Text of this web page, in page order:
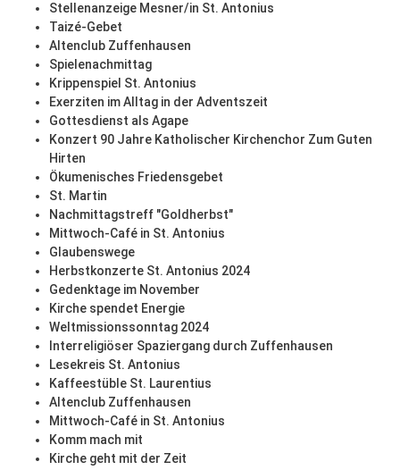
Stellenanzeige Mesner/in St. Antonius
Taizé-Gebet
Altenclub Zuffenhausen
Spielenachmittag
Krippenspiel St. Antonius
Exerziten im Alltag in der Adventszeit
Gottesdienst als Agape
Konzert 90 Jahre Katholischer Kirchenchor Zum Guten
Hirten
Ökumenisches Friedensgebet
St. Martin
Nachmittagstreff "Goldherbst"
Mittwoch-Café in St. Antonius
Glaubenswege
Herbstkonzerte St. Antonius 2024
Gedenktage im November
Kirche spendet Energie
Weltmissionssonntag 2024
Interreligiöser Spaziergang durch Zuffenhausen
Lesekreis St. Antonius
Kaffeestüble St. Laurentius
Altenclub Zuffenhausen
Mittwoch-Café in St. Antonius
Komm mach mit
Kirche geht mit der Zeit